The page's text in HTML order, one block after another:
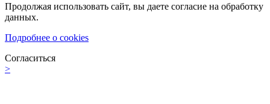
Продолжая использовать сайт, вы даете согласие на обработку
данных.
Подробнее о cookies
Согласиться
>